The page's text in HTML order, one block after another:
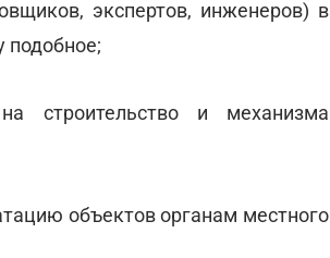
экспертов, инженеров) в
подобное;
строительство и механизма
объектов органам местного